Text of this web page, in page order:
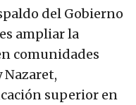
del Gobierno
ampliar la
comunidades
superior en